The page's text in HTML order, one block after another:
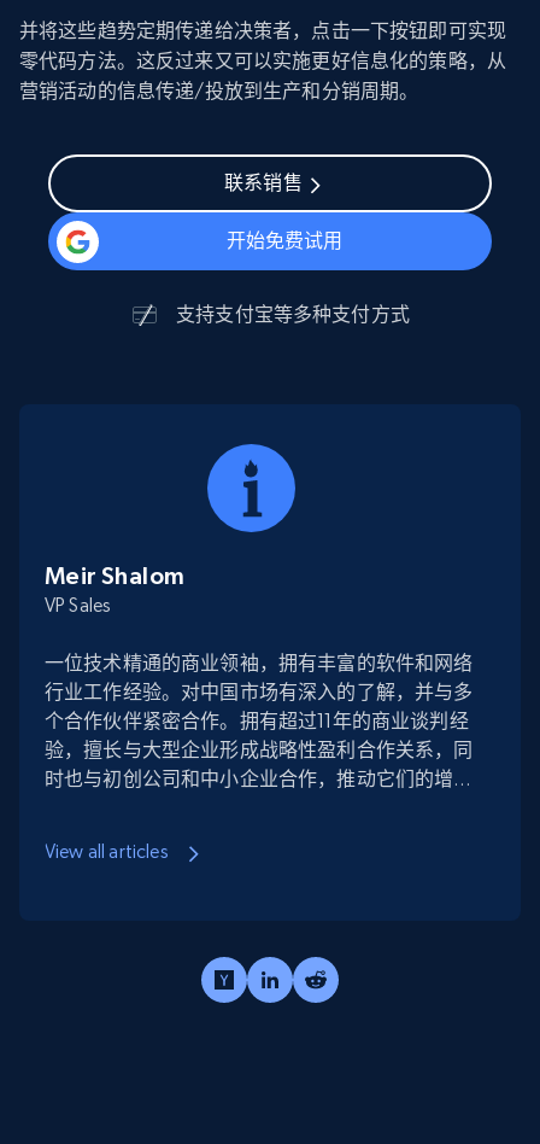
并将这些趋势定期传递给决策者，点击一下按钮即可实现
零代码方法。这反过来又可以实施更好信息化的策略，从
营销活动的信息传递/投放到生产和分销周期。
联系销售
开始免费试用
支持支付宝等多种支付方式
Meir Shalom
VP Sales
一位技术精通的商业领袖，拥有丰富的软件和网络
行业工作经验。对中国市场有深入的了解，并与多
个合作伙伴紧密合作。拥有超过11年的商业谈判经
验，擅长与大型企业形成战略性盈利合作关系，同
时也与初创公司和中小企业合作，推动它们的增长
View all articles